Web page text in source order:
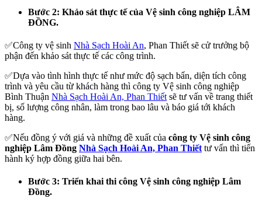
Bước 2: Khảo sát thực tế của Vệ sinh công nghiệp LÂM
ĐỒNG.
✅Công ty vệ sinh Nhà Sạch Hoài An, Phan Thiết sẽ cử trưởng bộ
phận đến khảo sát thực tế các công trình.
✅Dựa vào tình hình thực tế như mức độ sạch bẩn, diện tích công
trình và yêu cầu từ khách hàng thì công ty Vệ sinh công nghiệp
Bình Thuận Nhà Sạch Hoài An, Phan Thiết sẽ tư vấn về trang thiết
bị, số lượng công nhân, làm trong bao lâu và báo giá tới khách
hàng.
✅Nếu đồng ý với giá và những đề xuất của công ty Vệ sinh công
nghiệp Lâm Đồng Nhà Sạch Hoài An, Phan Thiết tư vấn thì tiến
hành ký hợp đồng giữa hai bên.
Bước 3: Triển khai thi công Vệ sinh công nghiệp Lâm
Đồng.